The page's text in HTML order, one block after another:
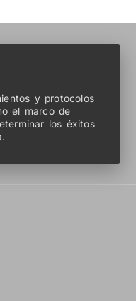
y protocolos
el marco de
los éxitos